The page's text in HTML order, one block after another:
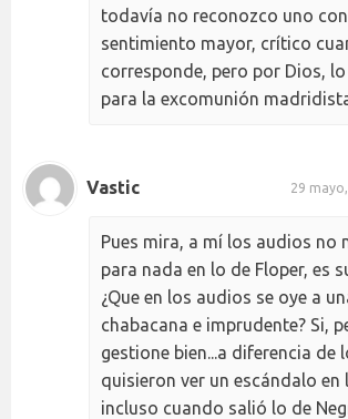
todavía no reconozco uno
sentimiento mayor, crítico
corresponde, pero por Dios,
para la excomunión
Vastic 29
Pues mira, a mí los audios no
para nada en lo de Floper, es
¿Que en los audios se oye a
chabacana e imprudente? Si,
gestione bien...a diferencia de
quisieron ver un escándalo en
incluso cuando salió lo de